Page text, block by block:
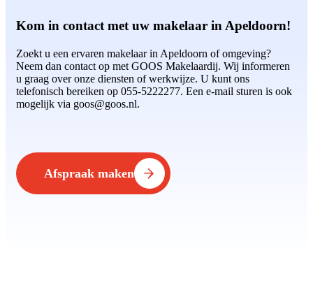
Kom in contact met uw makelaar in Apeldoorn!
Zoekt u een ervaren makelaar in Apeldoorn of omgeving?
Neem dan contact op met GOOS Makelaardij. Wij informeren
u graag over onze diensten of werkwijze. U kunt ons
telefonisch bereiken op 055-5222277. Een e-mail sturen is ook
mogelijk via goos@goos.nl.
Afspraak maken